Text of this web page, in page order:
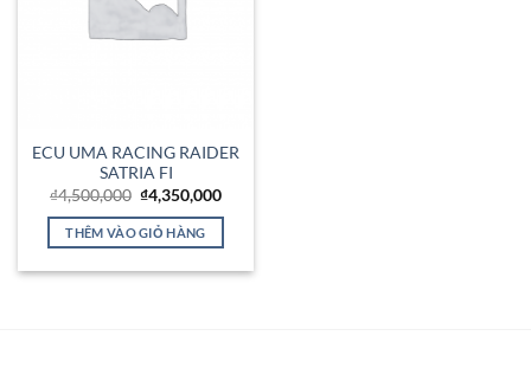
ECU UMA RACING RAIDER
SATRIA FI
₫4,500,000 Giá
gốc
là:
₫4,500,000.
₫4,350,000Giá
tại
THÊM VÀO GIỎ HÀNG